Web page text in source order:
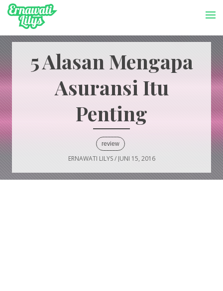
-->
5 Alasan Mengapa
Asuransi Itu
Penting
review
ERNAWATI LILYS/ JUNI 15, 2016